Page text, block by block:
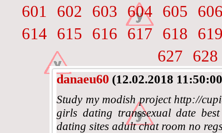
601
602 603 604 605
614
615 616 617 618
627
628
danaeu60 (12.02.2018
Study my modish project http://
girls dating transsexual date
dating sites adult chat room no